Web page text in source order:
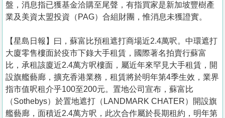
盤，消息指已獲基金洽購至尾聲，有指買家是新加坡豐樹產
業及美資太盟投資（PAG）合組財團，惟消息未獲證實。
【星島日報】曰，蘇富比預租遮打商場近2.4萬呎。中環遮打
大廈零售樓面於疫市下錄大手租賃，國際著名拍賣行蘇富
比，承租該廈近2.4萬方呎樓面，屬近年來罕見大手租賃，開
設旗艦藝廊，擴充香港業務，租賃將於明年第4季生效，業界
指市值呎租介乎100至200元。置地公司宣布，蘇富比
（Sothebys）於置地遮打（LANDMARK CHATER）開設旗
艦藝廊，面積近2.4萬方呎，此次合作屬於長期租約，明年第